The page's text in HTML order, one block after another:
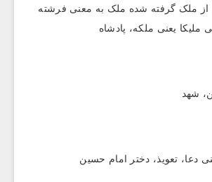
از ملک گرفته شده ملک به معنی فرشته
ملیکا یعنی ملکه، پادشاه
شهد
دعا، تعویذ، دختر امام حسین